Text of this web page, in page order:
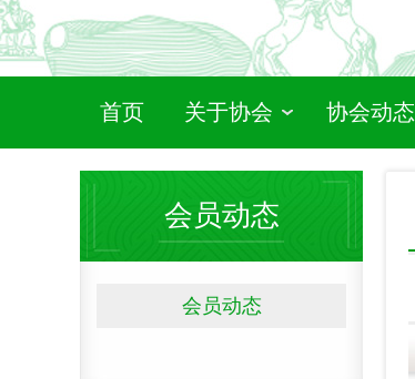
首页 关于协会 协会动态
会员动态
会员动态